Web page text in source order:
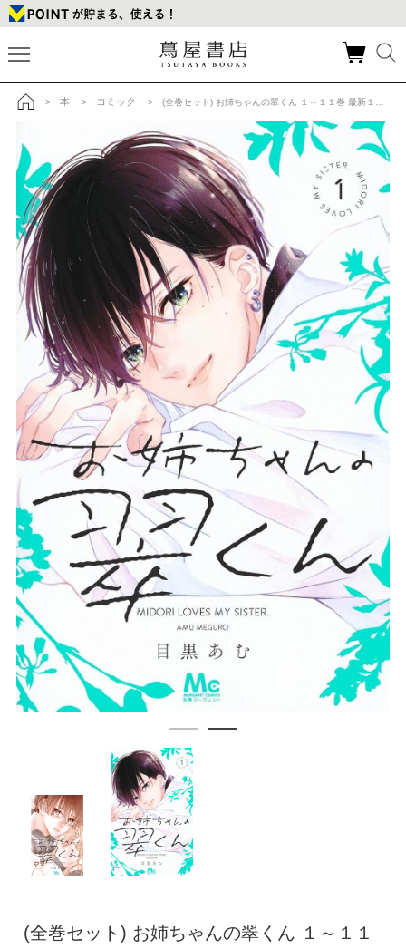
> 本 > コミック > (全巻セット) お姉ちゃんの翠くん １～１１巻 最新１１巻 目黒あむの商品詳細
(全巻セット) お姉ちゃんの翠くん １～１１